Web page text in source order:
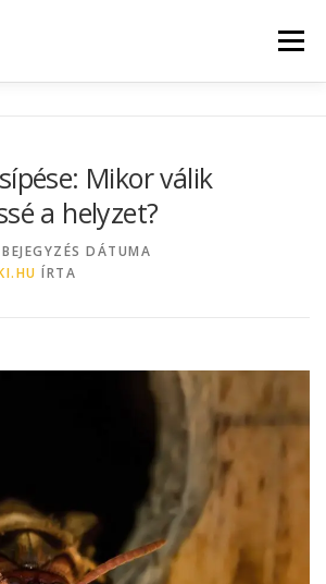
Menü
Mikor válik
a helyzet?
DÁTUMA
ÍRTA